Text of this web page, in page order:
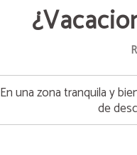
Apertura piscina
La piscina estará disponible a partir del 15 de junio.
En una zona tranquila y
de